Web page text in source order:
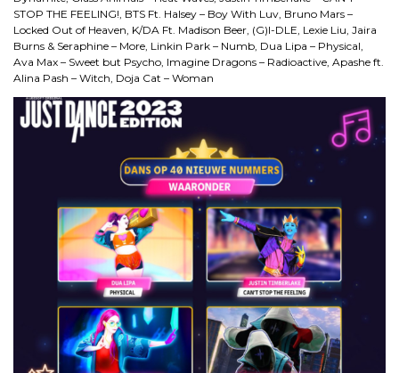
STOP THE FEELING!, BTS Ft. Halsey – Boy With Luv, Bruno Mars –
Locked Out of Heaven, K/DA Ft. Madison Beer, (G)I-DLE, Lexie Liu, Jaira
Burns & Seraphine – More, Linkin Park – Numb, Dua Lipa – Physical,
Ava Max – Sweet but Psycho, Imagine Dragons – Radioactive, Apashe ft.
Alina Pash – Witch, Doja Cat – Woman